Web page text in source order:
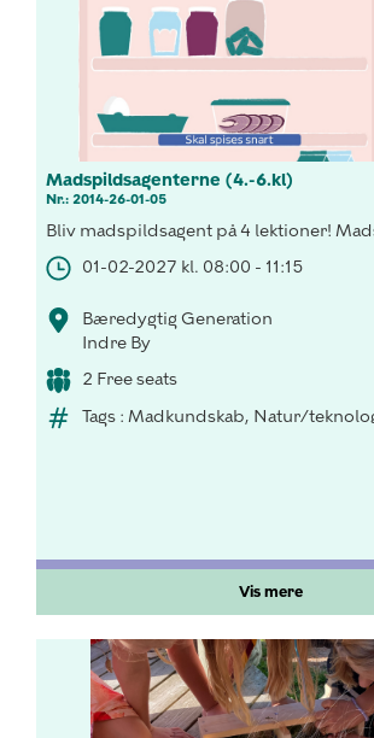
Madspildsagenterne (4.-6.kl)
Nr.: 2014-26-01-05
Bliv madspildsagent på 4 lektioner!
01-02-2027 kl. 08:00 - 11:15
Bæredygtig Generation
Indre By
2 Free seats
Tags : Madkundskab, Natur/
Vis mere